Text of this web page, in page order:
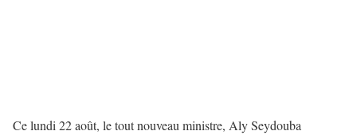
Ce lundi 22 août, le tout nouveau ministre, Aly Seydouba